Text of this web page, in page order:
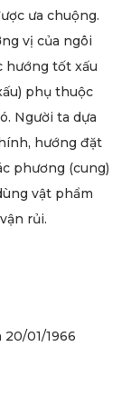
ưa chuộng.
vị của ngôi
hướng tốt xấu
phụ thuộc
Người ta dựa
hướng đặt
phương (cung)
vật phẩm
rủi.
01/1966